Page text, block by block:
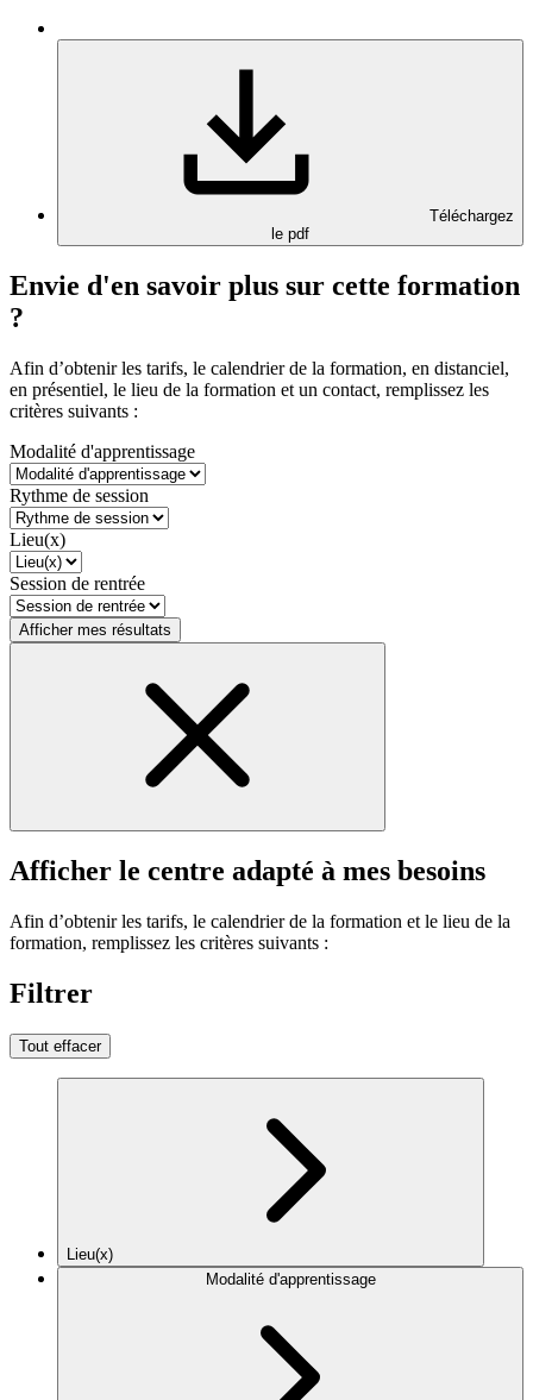
Téléchargez
le pdf
Envie d'en savoir plus sur cette formation
?
Afin d’obtenir les tarifs, le calendrier de la formation, en distanciel,
en présentiel, le lieu de la formation et un contact, remplissez les
critères suivants :
Modalité d'apprentissage
Rythme de session
Lieu(x)
Session de rentrée
Afficher mes résultats
Afficher le centre adapté à mes besoins
Afin d’obtenir les tarifs, le calendrier de la formation et le lieu de la
formation, remplissez les critères suivants :
Filtrer
Tout effacer
Lieu(x)
Modalité d'apprentissage